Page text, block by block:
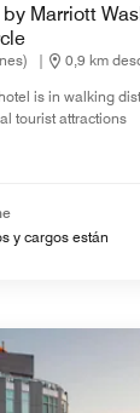
Marriott
|
0,9 km
is in walking
tourist attractions
y cargos están